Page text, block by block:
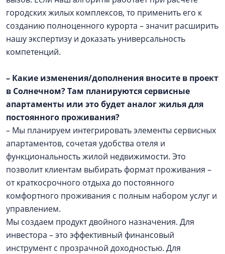
городских жилых комплексов, то применить его к
созданию полноценного курорта – значит расширить
нашу экспертизу и доказать универсальность
компетенций.
– Какие изменения/дополнения вносите в проект
в Солнечном? Там планируются сервисные
апартаменты или это будет аналог жилья для
постоянного проживания?
– Мы планируем интегрировать элементы сервисных
апартаментов, сочетая удобства отеля и
функциональность жилой недвижимости. Это
позволит клиентам выбирать формат проживания –
от краткосрочного отдыха до постоянного
комфортного проживания с полным набором услуг и
управлением.
Мы создаем продукт двойного назначения. Для
инвестора – это эффективный финансовый
инструмент с прозрачной доходностью. Для